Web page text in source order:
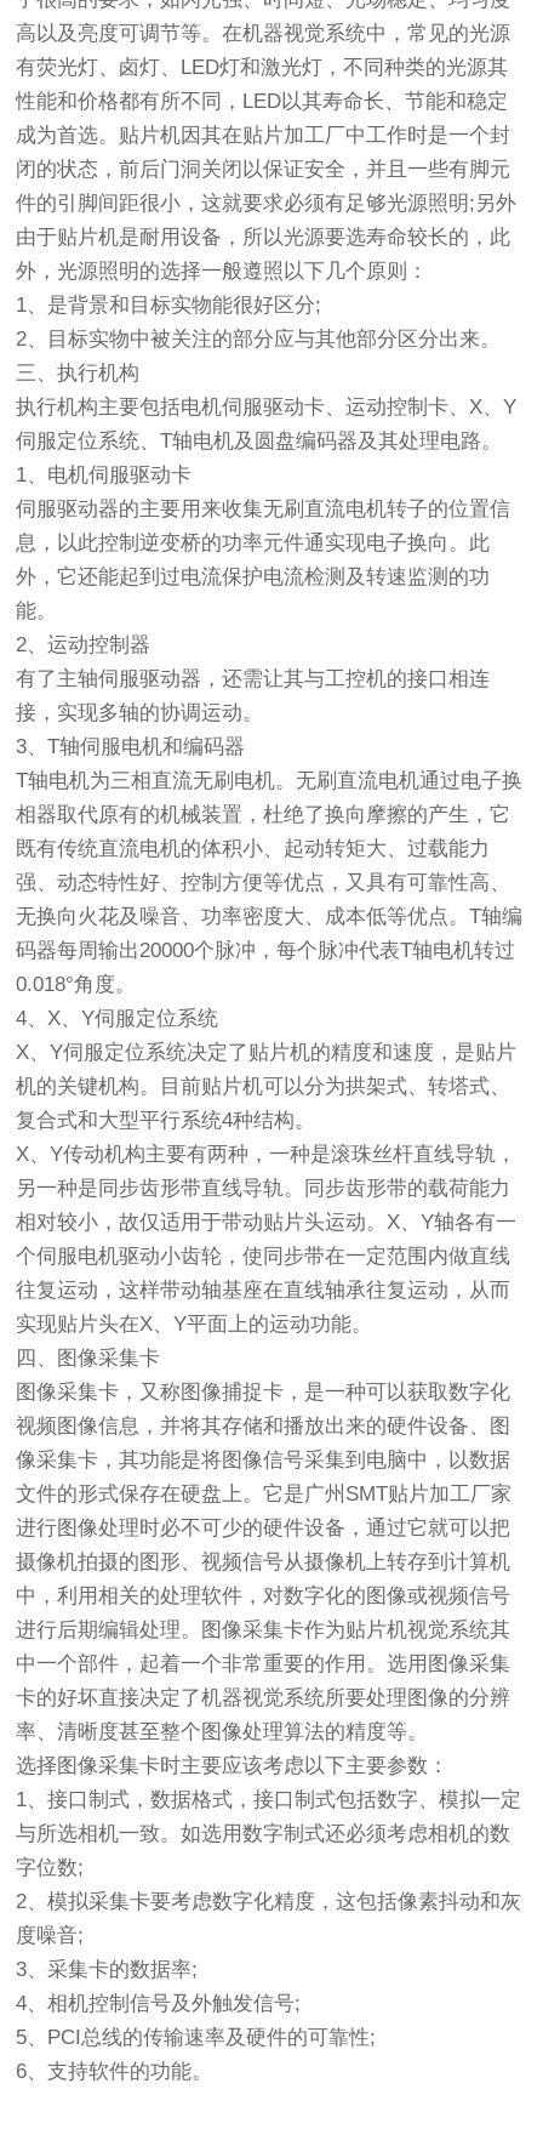
高以及亮度可调节等。在机器视觉系统中，常见的光源
有荧光灯、卤灯、LED灯和激光灯，不同种类的光源其
性能和价格都有所不同，LED以其寿命长、节能和稳定
成为首选。贴片机因其在贴片加工厂中工作时是一个封
闭的状态，前后门洞关闭以保证安全，并且一些有脚元
件的引脚间距很小，这就要求必须有足够光源照明;另外
由于贴片机是耐用设备，所以光源要选寿命较长的，此
外，光源照明的选择一般遵照以下几个原则：
1、是背景和目标实物能很好区分;
2、目标实物中被关注的部分应与其他部分区分出来。
三、执行机构
执行机构主要包括电机伺服驱动卡、运动控制卡、X、Y
伺服定位系统、T轴电机及圆盘编码器及其处理电路。
1、电机伺服驱动卡
伺服驱动器的主要用来收集无刷直流电机转子的位置信
息，以此控制逆变桥的功率元件通实现电子换向。此
外，它还能起到过电流保护电流检测及转速监测的功
能。
2、运动控制器
有了主轴伺服驱动器，还需让其与工控机的接口相连
接，实现多轴的协调运动。
3、T轴伺服电机和编码器
T轴电机为三相直流无刷电机。无刷直流电机通过电子换
相器取代原有的机械装置，杜绝了换向摩擦的产生，它
既有传统直流电机的体积小、起动转矩大、过载能力
强、动态特性好、控制方便等优点，又具有可靠性高、
无换向火花及噪音、功率密度大、成本低等优点。T轴编
码器每周输出20000个脉冲，每个脉冲代表T轴电机转过
0.018°角度。
4、X、Y伺服定位系统
X、Y伺服定位系统决定了贴片机的精度和速度，是贴片
机的关键机构。目前贴片机可以分为拱架式、转塔式、
复合式和大型平行系统4种结构。
X、Y传动机构主要有两种，一种是滚珠丝杆直线导轨，
另一种是同步齿形带直线导轨。同步齿形带的载荷能力
相对较小，故仅适用于带动贴片头运动。X、Y轴各有一
个伺服电机驱动小齿轮，使同步带在一定范围内做直线
往复运动，这样带动轴基座在直线轴承往复运动，从而
实现贴片头在X、Y平面上的运动功能。
四、图像采集卡
图像采集卡，又称图像捕捉卡，是一种可以获取数字化
视频图像信息，并将其存储和播放出来的硬件设备、图
像采集卡，其功能是将图像信号采集到电脑中，以数据
文件的形式保存在硬盘上。它是广州SMT贴片加工厂家
进行图像处理时必不可少的硬件设备，通过它就可以把
摄像机拍摄的图形、视频信号从摄像机上转存到计算机
中，利用相关的处理软件，对数字化的图像或视频信号
进行后期编辑处理。图像采集卡作为贴片机视觉系统其
中一个部件，起着一个非常重要的作用。选用图像采集
卡的好坏直接决定了机器视觉系统所要处理图像的分辨
率、清晰度甚至整个图像处理算法的精度等。
选择图像采集卡时主要应该考虑以下主要参数：
1、接口制式，数据格式，接口制式包括数字、模拟一定
与所选相机一致。如选用数字制式还必须考虑相机的数
字位数;
2、模拟采集卡要考虑数字化精度，这包括像素抖动和灰
度噪音;
3、采集卡的数据率;
4、相机控制信号及外触发信号;
5、PCI总线的传输速率及硬件的可靠性;
6、支持软件的功能。